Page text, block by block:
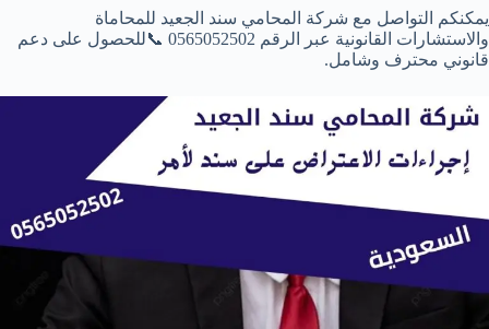
يمكنكم التواصل مع شركة المحامي سند الجعيد للمحاماة
والاستشارات القانونية عبر الرقم 0565052502 📞للحصول على دعم
قانوني محترف وشامل.